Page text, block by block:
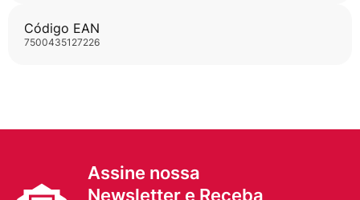
não contém fibras de algodão
Código EAN
7500435127226
Assine nossa
Newsletter e Receba